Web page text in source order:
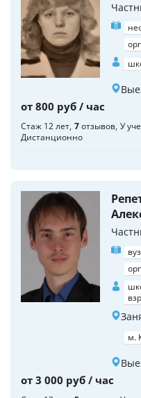
от 800 руб / час
Стаж 12 лет 7отзывов У
Дистанционно
м.
от 3 000 руб / час